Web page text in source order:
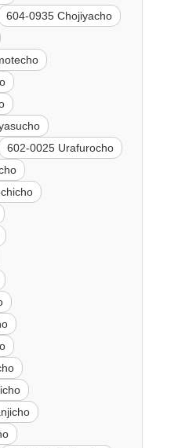
604-0935 Chojiyacho
602-0025 Urafurocho